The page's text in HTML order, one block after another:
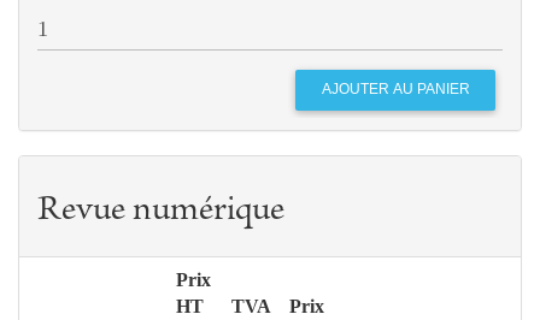
Revue numérique
Prix
HT
TVA
Prix